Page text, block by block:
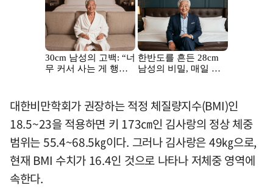
대한비만학회가 권장하는 적정 체질량지수(BMI)인
18.5~23을 적용하면 키 173㎝인 김사랑의 정상 체중
범위는 55.4~68.5㎏이다. 그러나 김사랑은 49㎏으로,
현재 BMI 수치가 16.4인 것으로 나타나 저체중 영역에
속한다.